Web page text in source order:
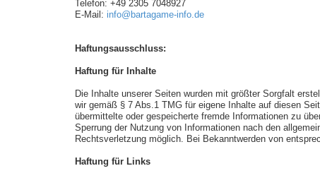
Telefon: +49 2305 7048927
E-Mail: info@bartagame-info.de
Haftungsausschluss:
Haftung für Inhalte
Die Inhalte unserer Seiten wurden mit größter Sorgfalt
wir gemäß § 7 Abs.1 TMG für eigene Inhalte auf diesen
übermittelte oder gespeicherte fremde Informationen zu
Sperrung der Nutzung von Informationen nach den
Rechtsverletzung möglich. Bei Bekanntwerden von
Haftung für Links